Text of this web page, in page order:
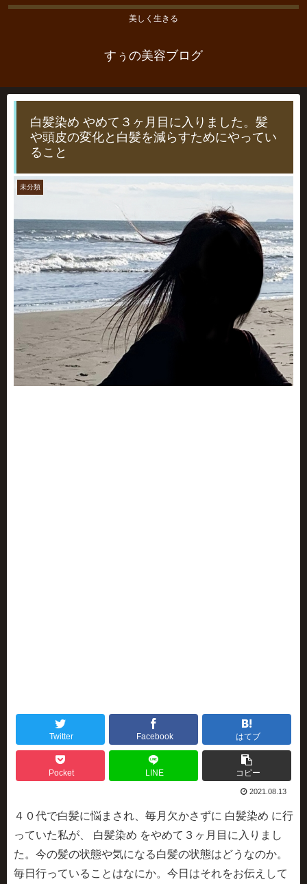
美しく生きる
すぅの美容ブログ
白髪染め やめて３ヶ月目に入りました。髪
や頭皮の変化と白髪を減らすためにやってい
ること
未分類
Twitter Facebook はてブ
Pocket LINE コピー
2021.08.13
４０代で白髪に悩まされ、毎月欠かさずに 白髪染め に行
っていた私が、 白髪染め をやめて３ヶ月目に入りまし
た。今の髪の状態や気になる白髪の状態はどうなのか。
毎日行っていることはなにか。今日はそれをお伝えして